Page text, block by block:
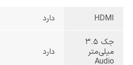
HDMI دارد
جک 3.5
میلی‌متر
Audio
دارد